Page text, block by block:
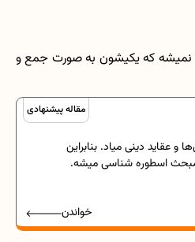
و نمیشه که یکیشون به صورت جمع و
مقاله پیشنهادی
و عقاید دینی میاد. بنابراین
مبحث اسطوره ‌شناسی میشه.
خواندن